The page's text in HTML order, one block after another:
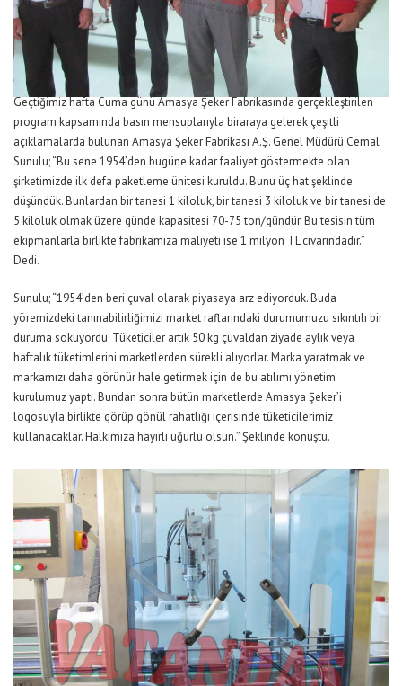
Geçtiğimiz hafta Cuma günü Amasya Şeker Fabrikasında gerçekleştirilen
program kapsamında basın mensuplarıyla biraraya gelerek çeşitli
açıklamalarda bulunan Amasya Şeker Fabrikası A.Ş. Genel Müdürü Cemal
Sunulu; “Bu sene 1954’den bugüne kadar faaliyet göstermekte olan
şirketimizde ilk defa paketleme ünitesi kuruldu. Bunu üç hat şeklinde
düşündük. Bunlardan bir tanesi 1 kiloluk, bir tanesi 3 kiloluk ve bir tanesi de
5 kiloluk olmak üzere günde kapasitesi 70-75 ton/gündür. Bu tesisin tüm
ekipmanlarla birlikte fabrikamıza maliyeti ise 1 milyon TL civarındadır.”
Dedi.
Sunulu; “1954’den beri çuval olarak piyasaya arz ediyorduk. Buda
yöremizdeki tanınabilirliğimizi market raflarındaki durumumuzu sıkıntılı bir
duruma sokuyordu. Tüketiciler artık 50 kg çuvaldan ziyade aylık veya
haftalık tüketimlerini marketlerden sürekli alıyorlar. Marka yaratmak ve
markamızı daha görünür hale getirmek için de bu atılımı yönetim
kurulumuz yaptı. Bundan sonra bütün marketlerde Amasya Şeker’i
logosuyla birlikte görüp gönül rahatlığı içerisinde tüketicilerimiz
kullanacaklar. Halkımıza hayırlı uğurlu olsun.” Şeklinde konuştu.